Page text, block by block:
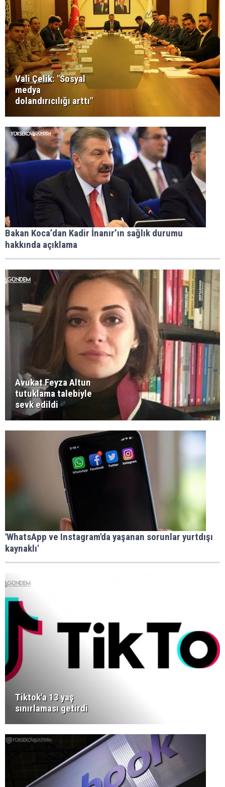
Vali Çelik: "Sosyal
medya
dolandırıcılığı arttı"
Bakan Koca’dan Kadir İnanır’ın sağlık durumu
hakkında açıklama
Avukat Feyza Altun
tutuklama talebiyle
sevk edildi
'WhatsApp ve Instagram'da yaşanan sorunlar yurtdışı
kaynaklı'
Tiktok'a 13 yaş
sınırlaması getirdi